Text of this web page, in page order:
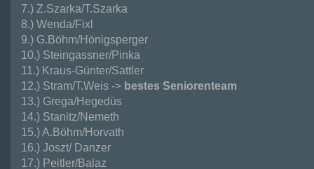
© byREDAXO
7.) Z.Szarka/T.Szarka
8.) Wenda/Fixl
9.) G.Böhm/Hönigsperger
10.) Steingassner/Pinka
11.) Kraus-Günter/Sattler
12.) Stram/T.Weis -> bestes Seniorenteam
13.) Grega/Hegedüs
14.) Stanitz/Nemeth
15.) A.Böhm/Horvath
16.) Joszt/ Danzer
17.) Peitler/Balaz